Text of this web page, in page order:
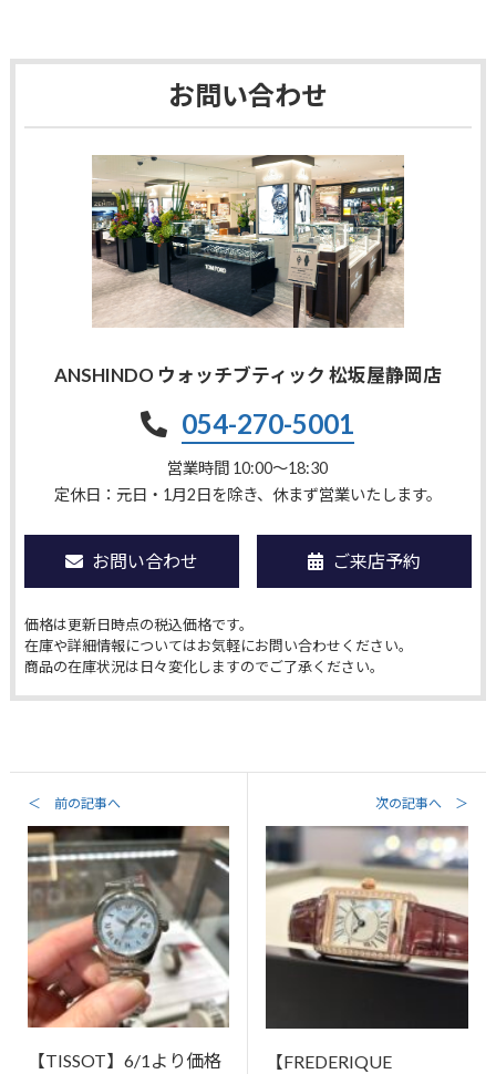
お問い合わせ
ANSHINDO ウォッチブティック 松坂屋静岡店
054-270-5001
営業時間 10:00〜18:30
定休日：元日・1月2日を除き、休まず営業いたします。
お問い合わせ ご来店予約
価格は更新日時点の税込価格です。
在庫や詳細情報についてはお気軽にお問い合わせください。
商品の在庫状況は日々変化しますのでご了承ください。
＜ 前の記事へ
【TISSOT】6/1より価格
次の記事へ ＞
【FREDERIQUE